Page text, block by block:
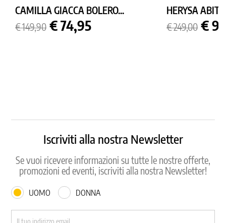
CAMILLA GIACCA BOLERO...
Prezzo
base
€ 149,90 Prezzo
€ 74,95
HERYSA
Prezzo
base
€ 249,00 €
Iscriviti alla nostra Newsletter
Se vuoi ricevere informazioni su tutte le nostre offerte,
promozioni ed eventi, iscriviti alla nostra Newsletter!
UOMO DONNA